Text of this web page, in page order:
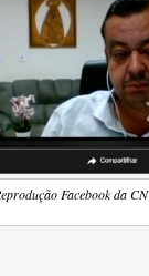
Facebook da